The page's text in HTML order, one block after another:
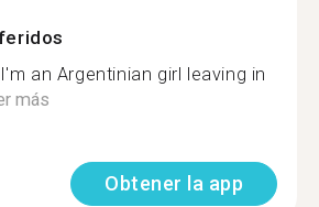
an Argentinian girl leaving in
más
Obtener la app